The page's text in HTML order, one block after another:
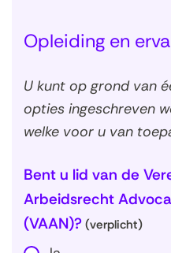
Opleiding en
U kunt op grond van
opties ingeschreven
welke voor u van
Bent u lid van de
Arbeidsrecht
(VAAN)? (verplicht)